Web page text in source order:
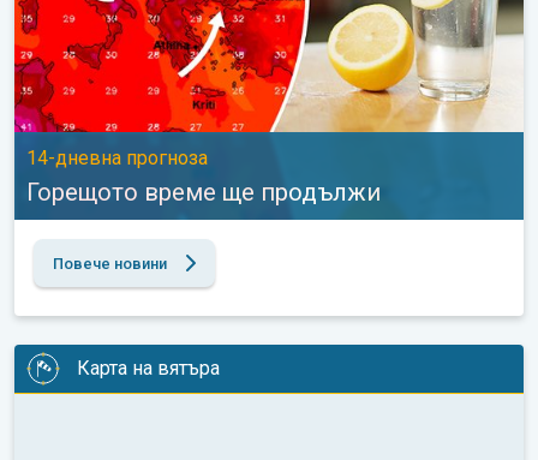
14-дневна прогноза
Горещото време ще продължи
Повече новини
Карта на вятъра